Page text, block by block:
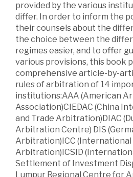
provided by the various
differ. In order to inform the
their counsels about the
the choice between the
regimes easier, and to offer
various provisions, this book
comprehensive article-by-
rules of arbitration of 14
institutions:AAA (American
Association)CIEDAC (China
and Trade Arbitration)DIAC
Arbitration Centre) DIS
Arbitration)ICC (International
Arbitration)ICSID
Settlement of Investment
Lumpur Regional Centre for